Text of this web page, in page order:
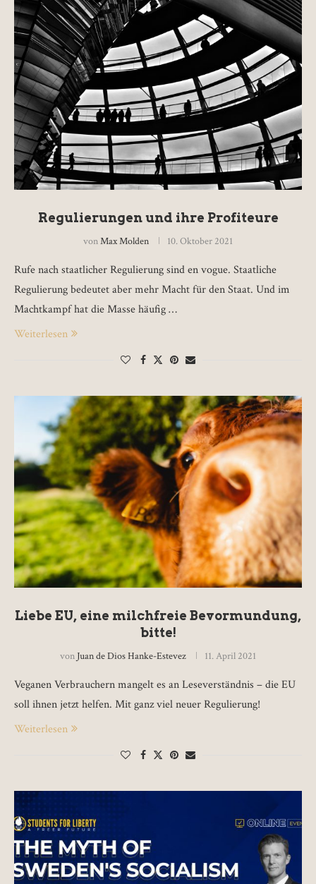
Regulierungen und ihre Profiteure
vonMax Molden 10. Oktober 2021
Rufe nach staatlicher Regulierung sind en vogue. Staatliche
Regulierung bedeutet aber mehr Macht für den Staat. Und im
Machtkampf hat die Masse häufig …
Weiterlesen
Liebe EU, eine milchfreie Bevormundung,
bitte!
von Juan de Dios Hanke-Estevez 11. April 2021
Veganen Verbrauchern mangelt es an Leseverständnis – die EU
soll ihnen jetzt helfen. Mit ganz viel neuer Regulierung!
Weiterlesen